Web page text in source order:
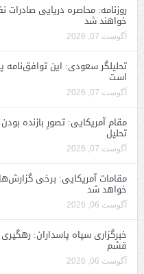
روزنامه: محاصره دریایی صادرات
خواهند شد
آگوست 07, 2026
تحلیلگر سعودی: این توافق‌نامه
است
آگوست 07, 2026
مقام آمریکایی: تصورِ بازنده
تحلیل
آگوست 07, 2026
مقامات آمریکایی: برخی
خواهد شد
آگوست 06, 2026
خبرگزاری سپاه پاسداران:
قشم
آگوست 06, 2026